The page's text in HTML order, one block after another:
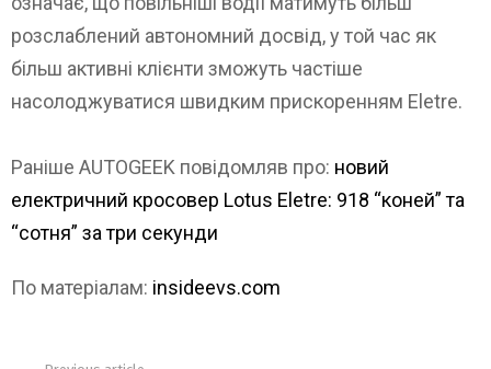
розслаблений автономний досвід, у той час як
більш активні клієнти зможуть частіше
насолоджуватися швидким прискоренням Eletre.
Раніше AUTOGEEK повідомляв про: новий
електричний кросовер Lotus Eletre: 918 “коней” та
“сотня” за три секунди
По матеріалам: insideevs.com